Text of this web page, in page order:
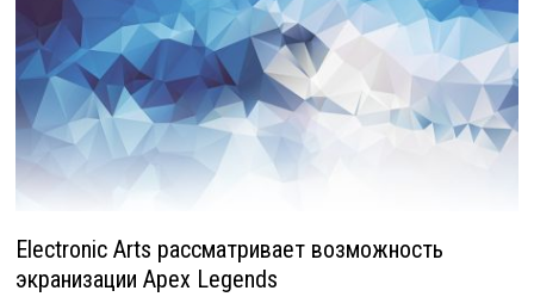
Electronic Arts рассматривает возможность
экранизации Apex Legends